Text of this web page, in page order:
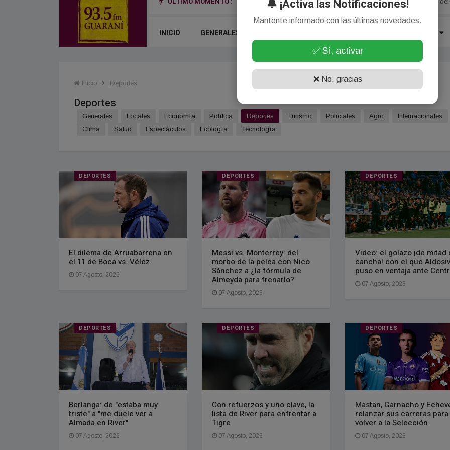
INICIO GENERALES
Inicio Deportes
Deportes
Generales Locales Economía Política Deportes Turismo Policiales Agro
Internacionales
Clima
Salud Espectáculos Ecología Tecnología
DEPORTES
El dilema de Arruabarrena en
el 11 de Boca vs. Vélez
07 Agosto, 2026
DEPORTES
Messi vs. Monterrey: del
morbo de la pelea con Nico
Sánchez a ¿la fórmula de
Almeyda para frenarlo?
07 Agosto, 2026
DEPORTES
Video: el golazo ¡de mitad
cancha! con el que
puso en ventaja ante
07 Agosto, 2026
DEPORTES
Berlanga: de "estaba muy
triste" a "me duele ver a
Almada en River"
07 Agosto, 2026
DEPORTES
Con refuerzos y uno clave, la
lista de River para enfrentar a
Tigre
07 Agosto, 2026
DEPORTES
Mastan, Garnacho y
relanzar sus carreras para
volver a la Selección
07 Agosto, 2026
🔔 ¡Activa las Notificaciones!
Mantente informado con las últimas novedades.
✅ Sí, activar
❌ No, gracias